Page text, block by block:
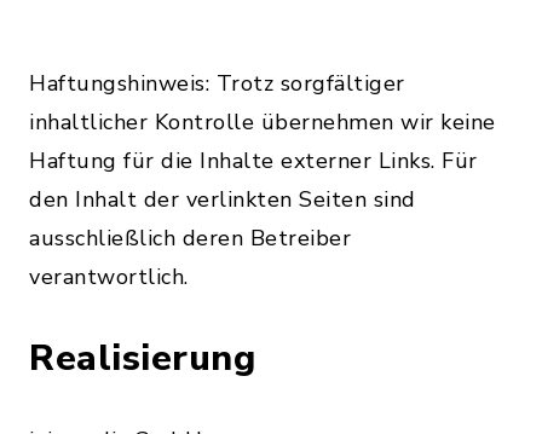
Haftungshinweis: Trotz sorgfältiger
inhaltlicher Kontrolle übernehmen wir keine
Haftung für die Inhalte externer Links. Für
den Inhalt der verlinkten Seiten sind
ausschließlich deren Betreiber
verantwortlich.
Realisierung